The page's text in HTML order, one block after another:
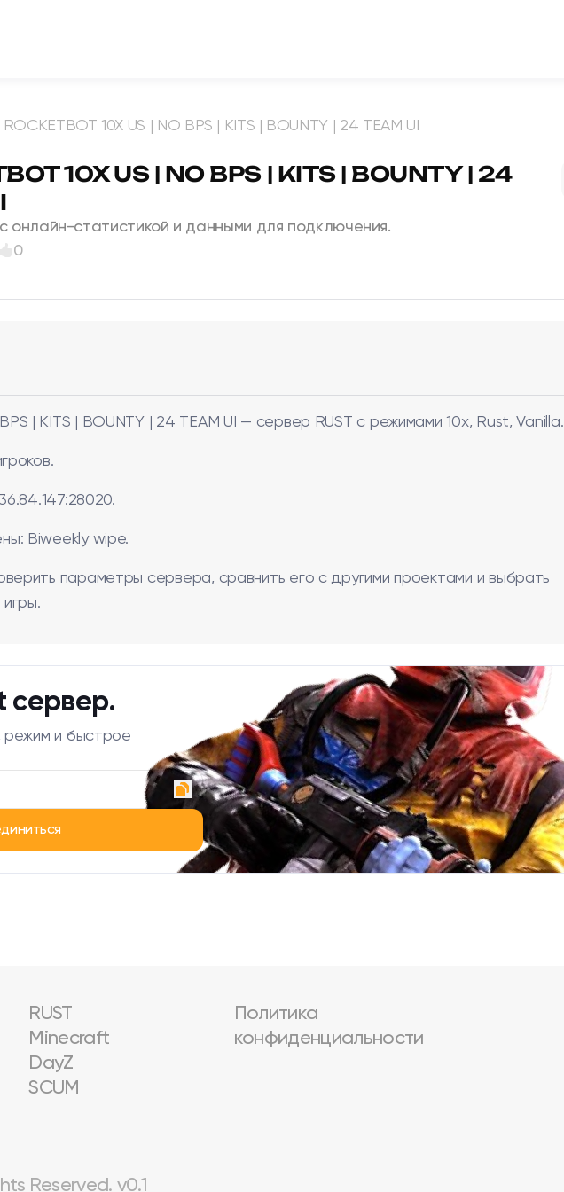
ROCKETBOT 10X US | NO BPS | KITS | BOUNTY | 24 TEAM UI
10X US | NO BPS | KITS | BOUNTY | 24
с онлайн-статистикой и данными для подключения.
0
| KITS | BOUNTY | 24 TEAM UI — сервер RUST с режимами 10x, Rust, Vanilla.
Biweekly wipe.
параметры сервера, сравнить его с другими проектами и выбрать
сервер.
режим и быстрое
RUST
Minecraft
DayZ
SCUM
Политика
конфиденциальности
Reserved. v0.1